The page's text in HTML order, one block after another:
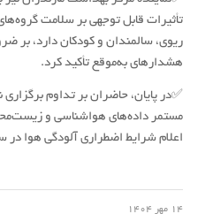
تأثیرات قابل توجهی بر سلامت
ریوی، سالمندان و کودکان دارد، بر
هشدارهای به‌موقع تأکید کرد.
✅در پایان، حاضران بر تداوم
مستمر داده‌های هواشناسی و
اعلام شرایط اضطراری آلودگی هوا در
14 مهر 1404